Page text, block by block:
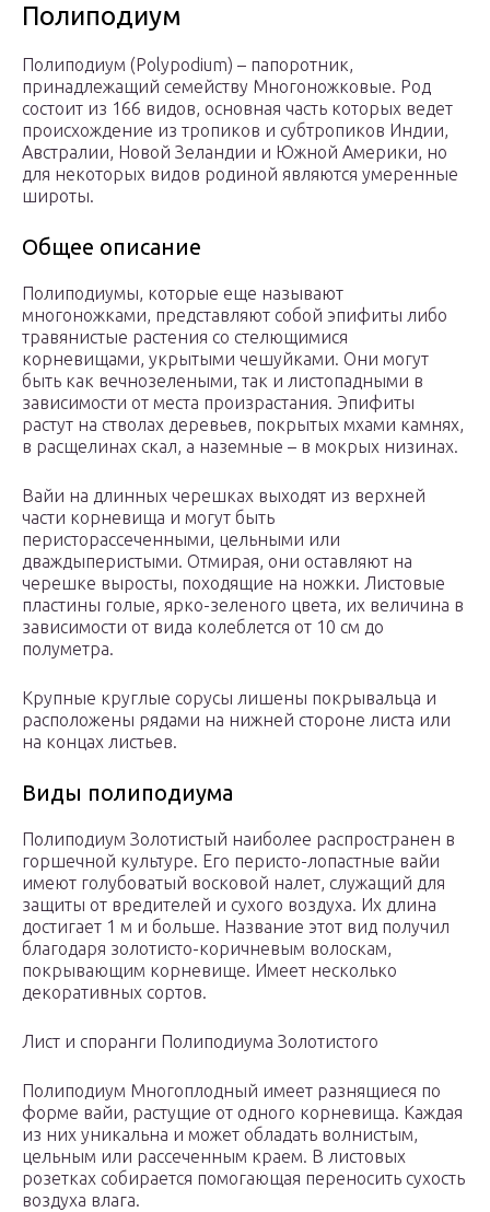
Полиподиум
Полиподиум (Polypodium) – папоротник,
принадлежащий семейству Многоножковые. Род
состоит из 166 видов, основная часть которых ведет
происхождение из тропиков и субтропиков Индии,
Австралии, Новой Зеландии и Южной Америки, но
для некоторых видов родиной являются умеренные
широты.
Общее описание
Полиподиумы, которые еще называют
многоножками, представляют собой эпифиты либо
травянистые растения со стелющимися
корневищами, укрытыми чешуйками. Они могут
быть как вечнозелеными, так и листопадными в
зависимости от места произрастания. Эпифиты
растут на стволах деревьев, покрытых мхами камнях,
в расщелинах скал, а наземные – в мокрых низинах.
Вайи на длинных черешках выходят из верхней
части корневища и могут быть
перисторассеченными, цельными или
дваждыперистыми. Отмирая, они оставляют на
черешке выросты, походящие на ножки. Листовые
пластины голые, ярко-зеленого цвета, их величина в
зависимости от вида колеблется от 10 см до
полуметра.
Крупные круглые сорусы лишены покрывальца и
расположены рядами на нижней стороне листа или
на концах листьев.
Виды полиподиума
Полиподиум Золотистый наиболее распространен в
горшечной культуре. Его перисто-лопастные вайи
имеют голубоватый восковой налет, служащий для
защиты от вредителей и сухого воздуха. Их длина
достигает 1 м и больше. Название этот вид получил
благодаря золотисто-коричневым волоскам,
покрывающим корневище. Имеет несколько
декоративных сортов.
Лист и споранги Полиподиума Золотистого
Полиподиум Многоплодный имеет разнящиеся по
форме вайи, растущие от одного корневища. Каждая
из них уникальна и может обладать волнистым,
цельным или рассеченным краем. В листовых
розетках собирается помогающая переносить сухость
воздуха влага.